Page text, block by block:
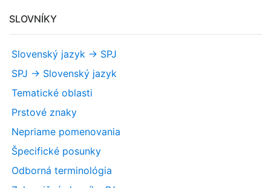
SLOVNÍKY
Slovenský jazyk -> SPJ
SPJ -> Slovenský jazyk
Tematické oblasti
Prstové znaky
Nepriame pomenovania
Špecifické posunky
Odborná terminológia